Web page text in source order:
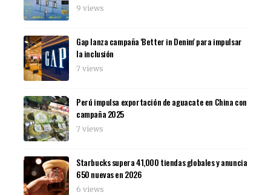
9 views
Gap lanza campaña 'Better in Denim' para impulsar
la inclusión
7 views
Perú impulsa exportación de aguacate en China con
campaña 2025
7 views
Starbucks supera 41,000 tiendas globales y anuncia
650 nuevas en 2026
6 views